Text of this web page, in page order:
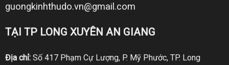
guongkinhthudo.vn@gmail.com
TẠI TP LONG XUYÊN AN GIANG
Địa chỉ:Số 417 Phạm Cự Lượng, P. Mỹ Phước, TP. Long